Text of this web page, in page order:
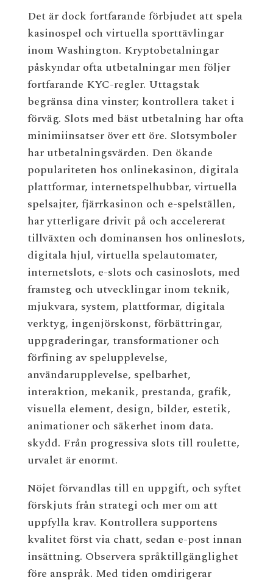
Det är dock fortfarande förbjudet att spela
kasinospel och virtuella sporttävlingar
inom Washington. Kryptobetalningar
påskyndar ofta utbetalningar men följer
fortfarande KYC-regler. Uttagstak
begränsa dina vinster; kontrollera taket i
förväg. Slots med bäst utbetalning har ofta
minimiinsatser över ett öre. Slotsymboler
har utbetalningsvärden. Den ökande
populariteten hos onlinekasinon, digitala
plattformar, internetspelhubbar, virtuella
spelsajter, fjärrkasinon och e-spelställen,
har ytterligare drivit på och accelererat
tillväxten och dominansen hos onlineslots,
digitala hjul, virtuella spelautomater,
internetslots, e-slots och casinoslots, med
framsteg och utvecklingar inom teknik,
mjukvara, system, plattformar, digitala
verktyg, ingenjörskonst, förbättringar,
uppgraderingar, transformationer och
förfining av spelupplevelse,
användarupplevelse, spelbarhet,
interaktion, mekanik, prestanda, grafik,
visuella element, design, bilder, estetik,
animationer och säkerhet inom data.
skydd. Från progressiva slots till roulette,
urvalet är enormt.
Nöjet förvandlas till en uppgift, och syftet
förskjuts från strategi och mer om att
uppfylla krav. Kontrollera supportens
kvalitet först via chatt, sedan e-post innan
insättning. Observera språktillgänglighet
före anspråk. Med tiden omdirigerar